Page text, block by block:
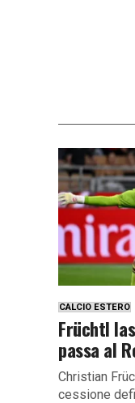
CALCIO ESTERO
Früchtl
passa al
Christian
cessione